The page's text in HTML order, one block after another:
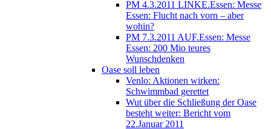
PM 4.3.2011 LINKE.Essen: Messe
Essen: Flucht nach vorn – aber
wohin?
PM 7.3.2011 AUF.Essen: Messe
Essen: 200 Mio teures
Wunschdenken
Oase soll leben
Venlo: Aktionen wirken:
Schwimmbad gerettet
Wut über die Schließung der Oase
besteht weiter: Bericht vom
22.Januar 2011